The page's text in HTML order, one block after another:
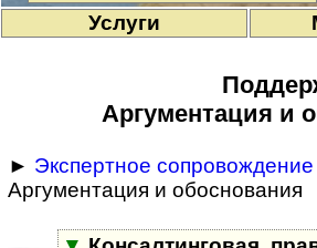
Услуги
Аргументация и
► Экспертное
Аргументация и обоснования